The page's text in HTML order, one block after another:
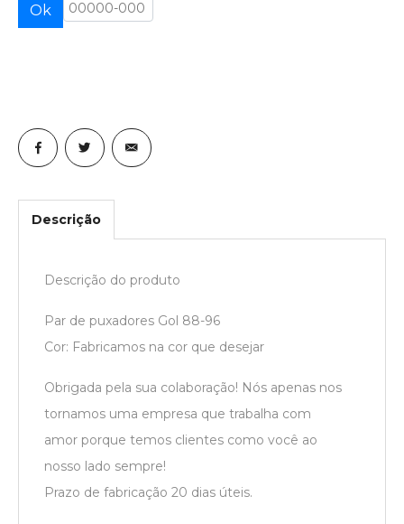
Ok
Descrição
Descrição do produto
Par de puxadores Gol 88-96
Cor: Fabricamos na cor que desejar
Obrigada pela sua colaboração! Nós apenas nos
tornamos uma empresa que trabalha com
amor porque temos clientes como você ao
nosso lado sempre!
Prazo de fabricação 20 dias úteis.